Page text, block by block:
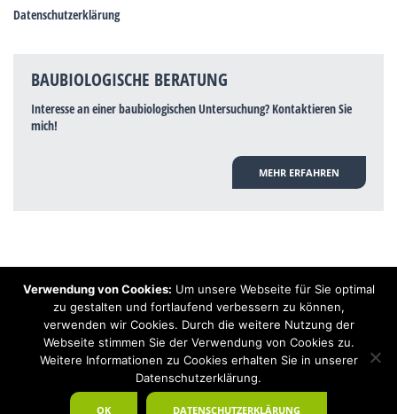
Datenschutzerklärung
BAUBIOLOGISCHE BERATUNG
Interesse an einer baubiologischen Untersuchung? Kontaktieren Sie
mich!
MEHR ERFAHREN
Hinweis: Trotz zahlreicher Studien, die einen Zusammenhang zwischen
Elektrosmog und gesundheitlichen Problemen aufzeigen, ist es von der
praktischen Schulmedizin bisher wissenschaftlich nicht anerkannt, dass
Elektrosmog und Erdstrahlen gesundheitliche Auswirkungen haben können.
Ähnliches galt auch über Jahrzehnte für die Akkupunktur und die
Homöopathie. Sie suchen einen Baubiologen? Baubiologe Baldermnn - Ihr
Spezialist für gesunden Schlaf!
Verwendung von Cookies: Um unsere Webseite für Sie optimal
zu gestalten und fortlaufend verbessern zu können,
verwenden wir Cookies. Durch die weitere Nutzung der
Webseite stimmen Sie der Verwendung von Cookies zu.
Weitere Informationen zu Cookies erhalten Sie in unserer
Datenschutzerklärung.
OK DATENSCHUTZERKLÄRUNG